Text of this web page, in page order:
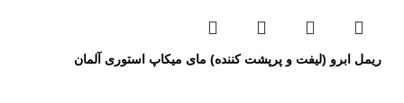
ریمل ابرو (لیفت و پرپشت کننده) مای میکاپ استوری آلمان